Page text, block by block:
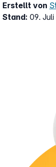
Erstellt von
Stand: 09. Juli